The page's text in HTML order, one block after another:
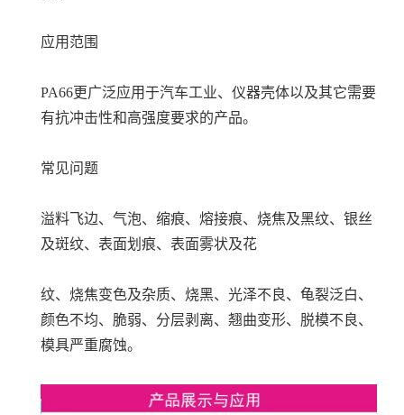
应用范围
PA66更广泛应用于汽车工业、仪器壳体以及其它需要
有抗冲击性和高强度要求的产品。
常见问题
溢料飞边、气泡、缩痕、熔接痕、烧焦及黑纹、银丝
及斑纹、表面划痕、表面雾状及花
纹、烧焦变色及杂质、烧黑、光泽不良、龟裂泛白、
颜色不均、脆弱、分层剥离、翘曲变形、脱模不良、
模具严重腐蚀。